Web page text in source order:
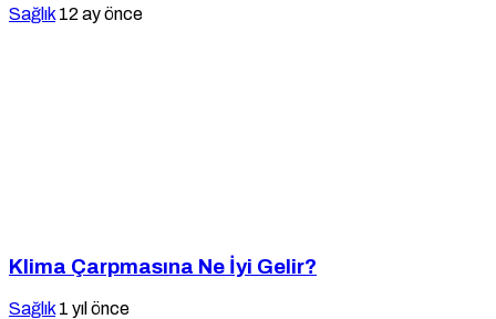
Sağlık 12 ay önce
Klima Çarpmasına Ne İyi Gelir?
Sağlık 1 yıl önce